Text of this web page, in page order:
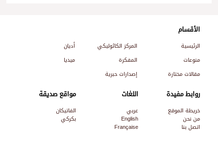
الأقسام
الرئيسية المركز الكاثوليكي
أديان
منوعات
المفكرة
ميديا
مقالات مختارة
إصدارات حبرية
روابط مفيدة
خريطة الموقع
من نحن
اتصل بنا
اللغات
عربي
English
Française
مواقع صديقة
الفاتيكان
بكركي